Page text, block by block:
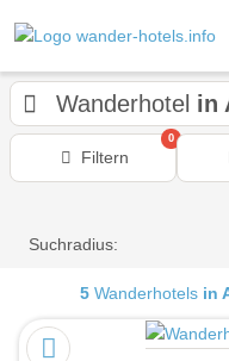
Wanderhotel in
Filtern
0
Suchradius:
5 Wanderhotels in